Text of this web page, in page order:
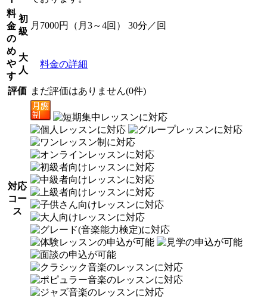
料
金
の
め
や
す
初
級
月7000円（月3～4回） 30分／回
大
人
料金の詳細
評価 まだ評価はありません(0件)
対応
コー
ス